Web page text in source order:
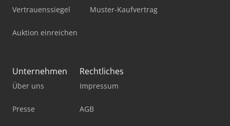
Vertrauenssiegel
Auktion einreichen
Muster-Kaufvertrag
Unternehmen
Über uns
Presse
Rechtliches
Impressum
AGB